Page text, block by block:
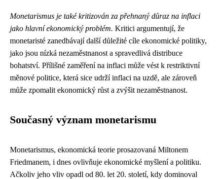
Monetarismus je také kritizován za přehnaný důraz na inflaci
jako hlavní ekonomický problém. Kritici argumentují, že
monetaristé zanedbávají další důležité cíle ekonomické politiky,
jako jsou nízká nezaměstnanost a spravedlivá distribuce
bohatství. Přílišné zaměření na inflaci může vést k restriktivní
měnové politice, která sice udrží inflaci na uzdě, ale zároveň
může zpomalit ekonomický růst a zvýšit nezaměstnanost.
Současný význam monetarismu
Monetarismus, ekonomická teorie prosazovaná Miltonem
Friedmanem, i dnes ovlivňuje ekonomické myšlení a politiku.
Ačkoliv jeho vliv opadl od 80. let 20. století, kdy dominoval